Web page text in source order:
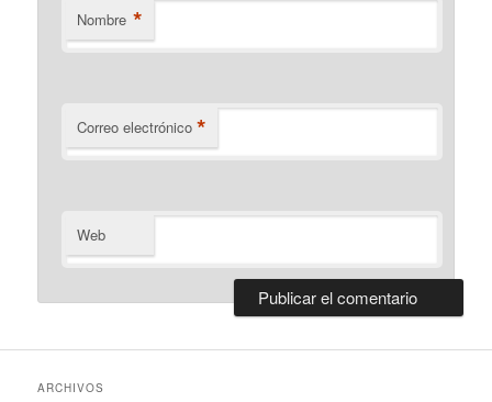
Nombre *
Correo electrónico *
Web
ARCHIVOS